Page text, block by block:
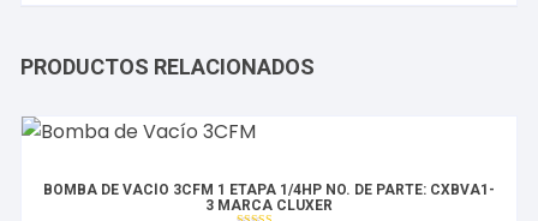
PRODUCTOS RELACIONADOS
BOMBA DE VACÍO 3CFM 1 ETAPA 1/4HP NO. DE PARTE: CXBVA1-
3 MARCA CLUXER